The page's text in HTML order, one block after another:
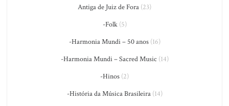
Antiga de Juiz de Fora (23)
-Folk(5)
-Harmonia Mundi – 50 anos(16)
-Harmonia Mundi – Sacred Music (14)
-Hinos (2)
-História da Música Brasileira(14)